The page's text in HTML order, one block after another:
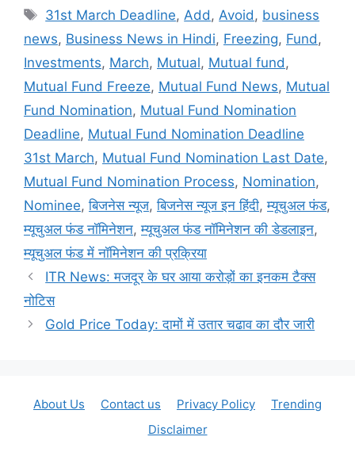
Tags
31st March Deadline, Add , Avoid , business
news, Business News in Hindi, Freezing, Fund ,
Investments, March, Mutual, Mutual fund ,
Mutual Fund Freeze, Mutual Fund News, Mutual
Fund Nomination, Mutual Fund Nomination
Deadline, Mutual Fund Nomination Deadline
31st March, Mutual Fund Nomination Last Date,
Mutual Fund Nomination Process, Nomination,
Nominee,बिजनेस न्यूज,बिजनेस न्यूज इन हिंदी,म्‍यूचुअल फंड,
म्यूचुअल फंड नॉमिनेशन,म्‍यूचुअल फंड नॉमिनेशन की डेडलाइन,
म्‍यूचुअल फंड में नॉमिनेशन की प्रक्रिया
ITR News: मजदूर के घर आया करोड़ों का इनकम टैक्स
नोटिस
Gold Price Today: दामों में उतार चढाव का दौर जारी
About Us Contact us Privacy Policy
Trending
Disclaimer